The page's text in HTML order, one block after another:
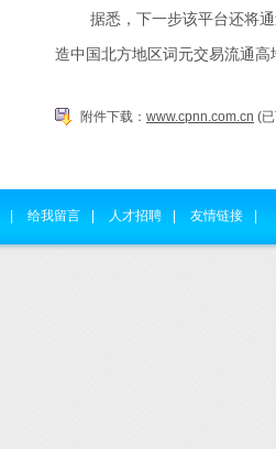
据悉，下一步该平台还将通
造中国北方地区词元交易流通高
附件下载： www.cpnn.com.cn (
给我留言 人才招聘 友情链接